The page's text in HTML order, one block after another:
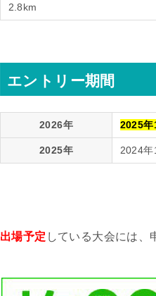
2.8km
エントリー期間
2026年 2025年
2025年 2024
出場予定 している大会には、